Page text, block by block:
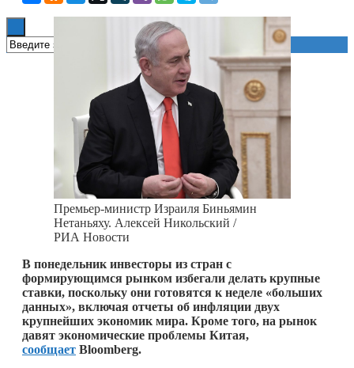
Премьер-министр Израиля Биньямин
Нетаньяху. Алексей Никольский /
РИА Новости
В понедельник инвесторы из стран с
формирующимся рынком избегали делать крупные
ставки, поскольку они готовятся к неделе «больших
данных», включая отчеты об инфляции двух
крупнейших экономик мира. Кроме того, на рынок
давят экономические проблемы Китая,
сообщает Bloomberg.